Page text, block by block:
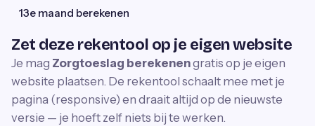
13e maand berekenen
Zet deze rekentool op je eigen website
Je mag Zorgtoeslag berekenengratis op je eigen
website plaatsen. De rekentool schaalt mee met je
pagina (responsive) en draait altijd op de nieuwste
versie — je hoeft zelf niets bij te werken.